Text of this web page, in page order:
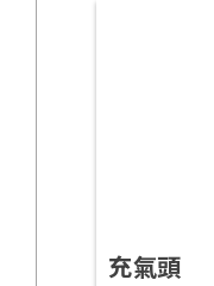
充氣頭